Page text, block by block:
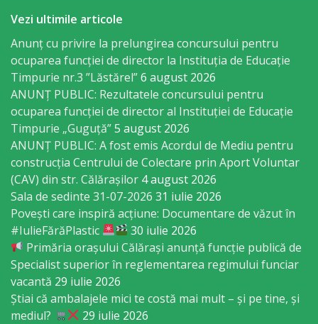
Istorie
şi
Etnografie
„Dumitru
Scvorțov-
Russu”
or.
Călăraşi
Î.M.
Gospodăria
Comunal
Locativă
Vezi ultimile articole
Anunț cu privire la prelungirea concursului pentru
ocuparea funcţiei de director la Instituția de Educație
Timpurie nr.3 ”Lăstărel”6 august 2026
ANUNȚ PUBLIC: Rezultatele concursului pentru
ocuparea funcției de director al Instituției de Educație
Timpurie „Guguță”5 august 2026
ANUNȚ PUBLIC: A fost emis Acordul de Mediu pentru
construcția Centrului de Colectare prin Aport Voluntar
(CAV) din str. Călărașilor 4 august 2026
Sala de sedinte 31-07-2026 31 iulie 2026
Povești care inspiră acțiune: Documentare de văzut în
#IulieFărăPlastic
30 iulie 2026
Primăria orașului Călărași anunță funcție publică de
Specialist superior în reglementarea regimului funciar
vacantă 29 iulie 2026
Știai că ambalajele mici te costă mai mult – și pe tine, și
mediul?
29 iulie 2026